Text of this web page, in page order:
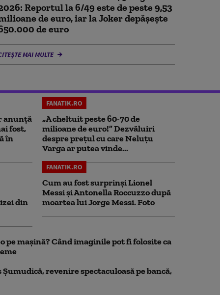
Reportul la 6/49 este de peste 9,53
de euro, iar la Joker depășește
de euro
MAI MULTE
anunță
fost,
în
FANATIK.RO
„A cheltuit peste 60-70 de
milioane de euro!” Dezvăluiri
despre prețul cu care Neluțu
Varga ar putea vinde...
din
FANATIK.RO
Cum au fost surprinși Lionel
Messi și Antonella Roccuzzo după
moartea lui Jorge Messi. Foto
pe mașină? Când imaginile pot fi folosite ca
revenire spectaculoasă pe bancă,